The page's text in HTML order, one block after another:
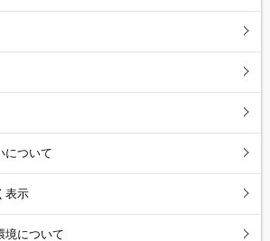
について
表示
境について